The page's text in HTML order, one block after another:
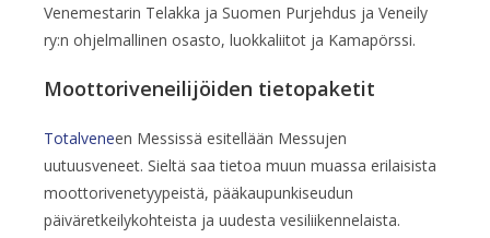
Venemestarin Telakka ja Suomen Purjehdus ja Veneily
ry:n ohjelmallinen osasto, luokkaliitot ja Kamapörssi.
Moottoriveneilijöiden tietopaketit
Totalveneen Messissä esitellään Messujen
uutuusveneet. Sieltä saa tietoa muun muassa erilaisista
moottorivenetyypeistä, pääkaupunkiseudun
päiväretkeilykohteista ja uudesta vesiliikennelaista.